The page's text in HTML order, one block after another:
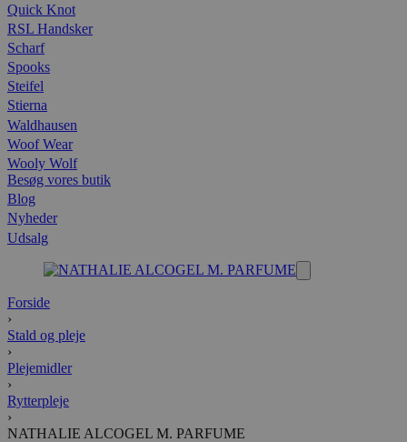
Quick Knot
RSL Handsker
Scharf
Spooks
Steifel
Stierna
Waldhausen
Woof Wear
Wooly Wolf
Besøg vores butik
Blog
Nyheder
Udsalg
Forside
›
Stald og pleje
›
Plejemidler
›
Rytterpleje
›
NATHALIE ALCOGEL M. PARFUME